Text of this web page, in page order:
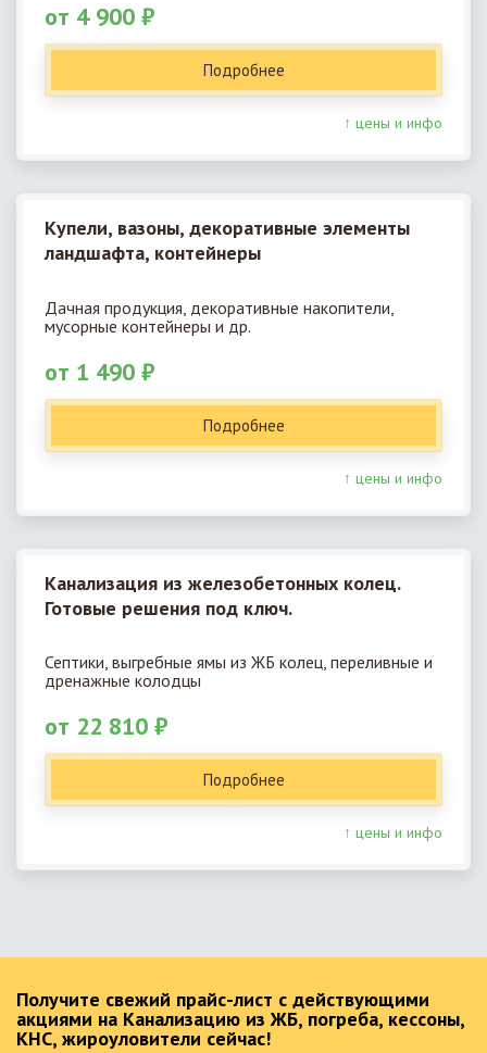
от 4 900 ₽
Подробнее
↑ цены и инфо
Купели, вазоны, декоративные элементы
ландшафта, контейнеры
Дачная продукция, декоративные накопители,
мусорные контейнеры и др.
от 1 490 ₽
Подробнее
↑ цены и инфо
Канализация из железобетонных колец.
Готовые решения под ключ.
Септики, выгребные ямы из ЖБ колец, переливные и
дренажные колодцы
от 22 810 ₽
Подробнее
↑ цены и инфо
Получите свежий прайс-лист с действующими
акциями на Канализацию из ЖБ, погреба, кессоны,
КНС, жироуловители сейчас!